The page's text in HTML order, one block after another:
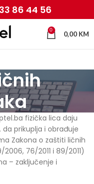
86 44 56
0 0,00 KM
fizička lica daju
da prikuplja i obrađuje
Zakona o zaštiti ličnih
2006, 76/2011 i 89/2011)
– zaključenje i